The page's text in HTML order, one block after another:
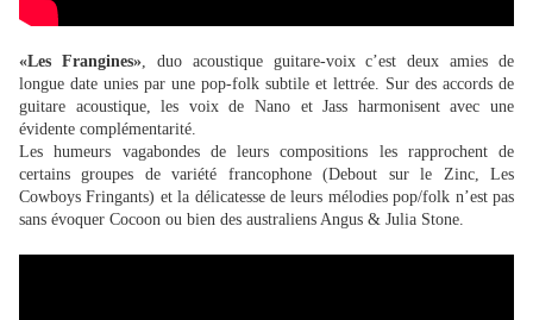
«Les Frangines», duo acoustique guitare-voix c’est deux amies de
longue date unies par une pop-folk subtile et lettrée. Sur des accords de
guitare acoustique, les voix de Nano et Jass harmonisent avec une
évidente complémentarité.
Les humeurs vagabondes de leurs compositions les rapprochent de
certains groupes de variété francophone (Debout sur le Zinc, Les
Cowboys Fringants) et la délicatesse de leurs mélodies pop/folk n’est pas
sans évoquer Cocoon ou bien des australiens Angus & Julia Stone.